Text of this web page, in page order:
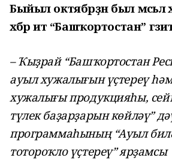
Быйыл октябрҙән был мәсьәлә
хәбәр итә “Башҡортостан”
– Ҡыҙрай “Башҡортостан
ауыл хужалығын үҫтереү
хужалығы продукцияһы,
түлек баҙарҙарын көйләү”
программаһының “Ауыл
тотороҡло үҫтереү” ярҙамсы